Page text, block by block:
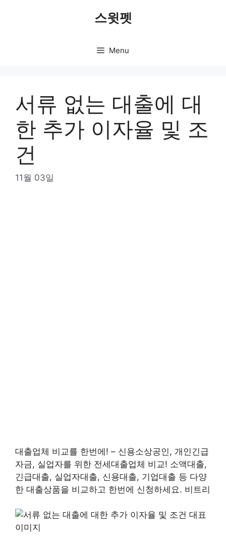
스윗펫
Menu
서류 없는 대출에 대
한 추가 이자율 및 조
건
11월 03일
대출업체 비교를 한번에! – 신용소상공인, 개인긴급
자금, 실업자를 위한 전세대출업체 비교! 소액대출,
긴급대출, 실업자대출, 신용대출, 기업대출 등 다양
한 대출상품을 비교하고 한번에 신청하세요. 비트리